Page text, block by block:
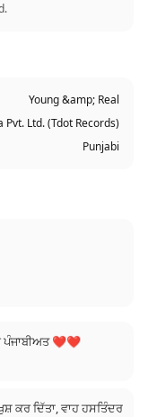
Young &amp; Real
Ltd. (Tdot Records)
Punjabi
ਪੰਜਾਬੀਅਤ ❤❤
ਕਰ ਦਿੱਤਾ, ਵਾਹ ਹਸਤਿੰਦਰ